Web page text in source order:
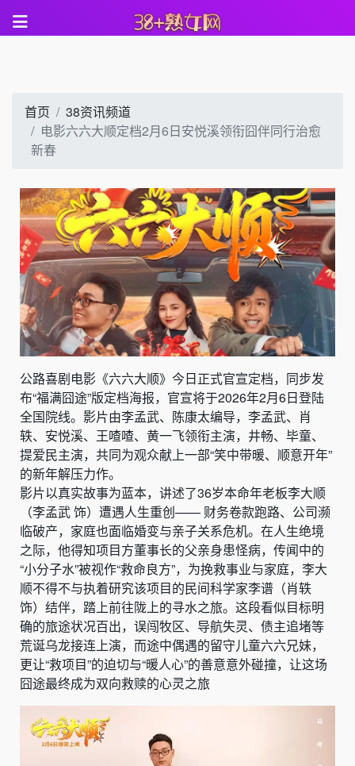
首页
38资讯频道
电影六六大顺定档2月6日安悦溪领衔囧伴同行治愈
新春
公路喜剧电影《六六大顺》今日正式官宣定档，同步发
布“福满囧途”版定档海报，官宣将于2026年2月6日登陆
全国院线。影片由李孟武、陈康太编导，李孟武、肖
轶、安悦溪、王喳喳、黄一飞领衔主演，井畅、毕童、
提爱民主演，共同为观众献上一部“笑中带暖、顺意开年”
的新年解压力作。
影片以真实故事为蓝本，讲述了36岁本命年老板李大顺
（李孟武 饰）遭遇人生重创—— 财务卷款跑路、公司濒
临破产，家庭也面临婚变与亲子关系危机。在人生绝境
之际，他得知项目方董事长的父亲身患怪病，传闻中的
“小分子水”被视作“救命良方”，为挽救事业与家庭，李大
顺不得不与执着研究该项目的民间科学家李谱（肖轶
饰）结伴，踏上前往陇上的寻水之旅。这段看似目标明
确的旅途状况百出，误闯牧区、导航失灵、债主追堵等
荒诞乌龙接连上演，而途中偶遇的留守儿童六六兄妹，
更让“救项目”的迫切与“暖人心”的善意意外碰撞，让这场
囧途最终成为双向救赎的心灵之旅